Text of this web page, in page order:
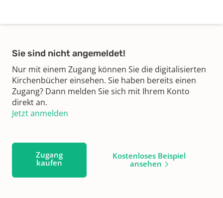
Sie sind nicht angemeldet!
Nur mit einem Zugang können Sie die digitalisierten
Kirchenbücher einsehen. Sie haben bereits einen
Zugang? Dann melden Sie sich mit Ihrem Konto
direkt an.
Jetzt anmelden
Zugang
kaufen
Kostenloses Beispiel
ansehen